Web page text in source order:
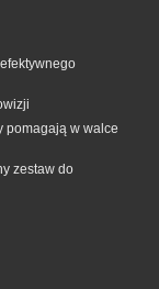
pomagają w walce
zestaw do